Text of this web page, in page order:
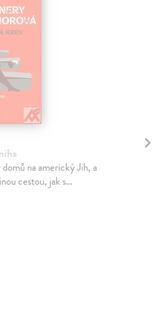
na americký Jih, a
cestou, jak s...